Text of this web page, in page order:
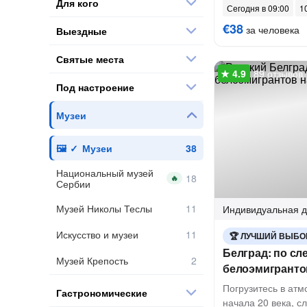
Сегодня в 09:00
€38 за человека
89 отзывов
Индивидуальная
ЛУЧШИЙ
Белград: по
Погрузитесь в
начала 20 века,
Выездные
Святые места
Под настроение
Музеи
Музеи
Национальный музей
Сербии
🔥
Музей Николы Теслы
Искусство и музеи
Музей Крепость
Гастрономические